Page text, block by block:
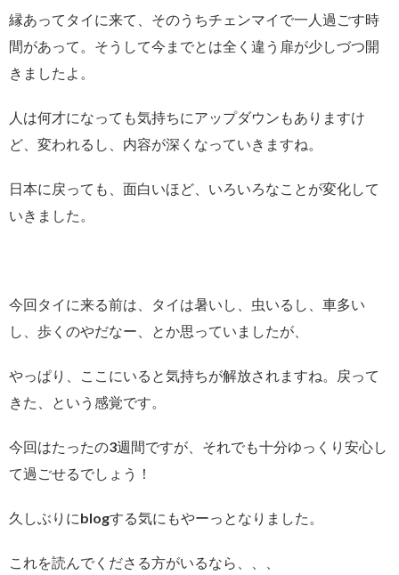
縁あってタイに来て、そのうちチェンマイで一人過ごす時
間があって。そうして今までとは全く違う扉が少しづつ開
きましたよ。
人は何才になっても気持ちにアップダウンもありますけ
ど、変われるし、内容が深くなっていきますね。
日本に戻っても、面白いほど、いろいろなことが変化して
いきました。
今回タイに来る前は、タイは暑いし、虫いるし、車多い
し、歩くのやだなー、とか思っていましたが、
やっぱり、ここにいると気持ちが解放されますね。戻って
きた、という感覚です。
今回はたったの3週間ですが、それでも十分ゆっくり安心し
て過ごせるでしょう！
久しぶりにblogする気にもやーっとなりました。
これを読んでくださる方がいるなら、、、